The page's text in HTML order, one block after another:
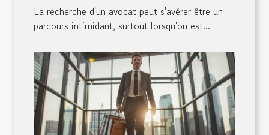
spécifique ?
La recherche d'un avocat peut s'avérer être un
parcours intimidant, surtout lorsqu'on est...